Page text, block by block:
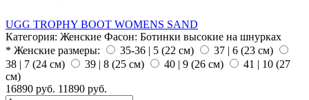
UGG TROPHY BOOT WOMENS SAND
Категория: Женские Фасон: Ботинки высокие на шнурках
* Женские размеры:
35-36 | 5 (22 см)
37 | 6 (23 см)
38 | 7 (24 см)
39 | 8 (25 см) 40 | 9 (26 см)
41 | 10 (27
см)
16890 руб. 11890 руб.